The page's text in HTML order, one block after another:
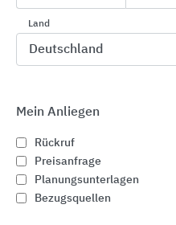
ISSENDORFF KG - LCN
Gebäudesteuerungen
Deutschland
Tel. +49 5066 998-0
info-de@lcn.de
www.lcn.eu
Land
Mein Anliegen
Rückruf
Preisanfrage
Planungsunterlagen
Bezugsquellen